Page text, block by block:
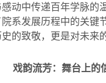
动中传递百年学脉的
系发展历程中的关
的致敬，更是对未来的
戏韵流芳：舞台上的